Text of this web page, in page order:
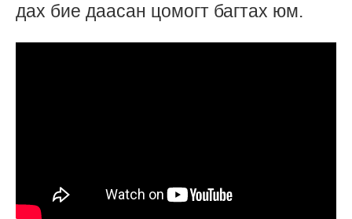
дах бие даасан цомогт багтах юм.